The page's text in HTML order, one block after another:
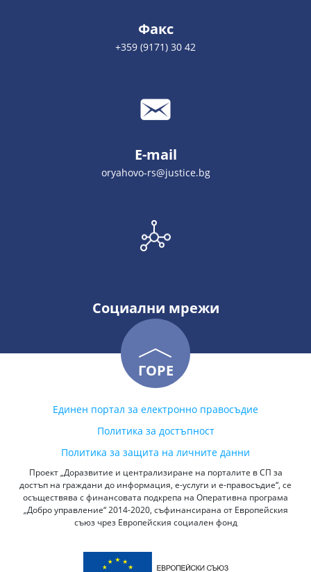
Факс
+359 (9171) 30 42
E-mail
oryahovo-rs@justice.bg
Социални мрежи
ГОРЕ
Единен портал за електронно правосъдие
Политика за достъпност
Политика за защита на личните данни
Проект „Доразвитие и централизиране на порталите в СП за
достъп на граждани до информация, е-услуги и е-правосъдие“, се
осъществява с финансовата подкрепа на Оперативна програма
„Добро управление“ 2014-2020, съфинансирана от Европейския
съюз чрез Европейския социален фонд